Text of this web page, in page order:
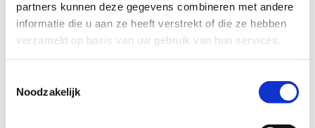
partners kunnen deze gegevens combineren met andere
informatie die u aan ze heeft verstrekt of die ze hebben
verzameld op basis van uw gebruik van hun services.
Noodzakelijk
KIES EEN DOMEIN
Jouw vraag